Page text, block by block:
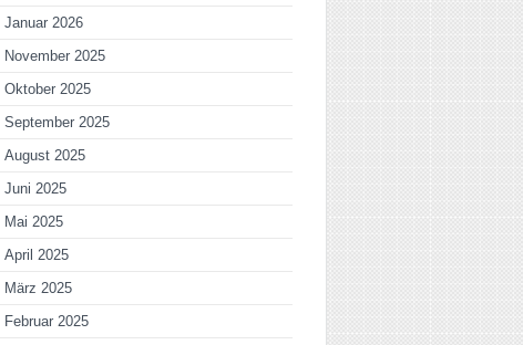
Januar 2026
November 2025
Oktober 2025
September 2025
August 2025
Juni 2025
Mai 2025
April 2025
März 2025
Februar 2025